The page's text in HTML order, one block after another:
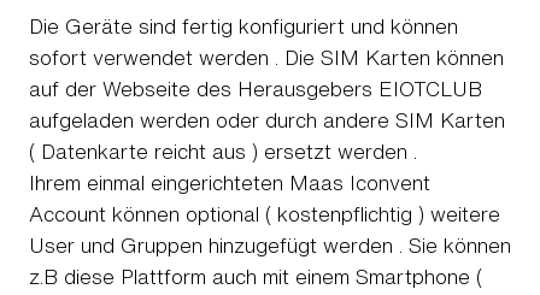
Die Geräte sind fertig konfiguriert und können
sofort verwendet werden . Die SIM Karten können
auf der Webseite des Herausgebers EIOTCLUB
aufgeladen werden oder durch andere SIM Karten
( Datenkarte reicht aus ) ersetzt werden .
Ihrem einmal eingerichteten Maas Iconvent
Account können optional ( kostenpflichtig ) weitere
User und Gruppen hinzugefügt werden . Sie können
z.B diese Plattform auch mit einem Smartphone (